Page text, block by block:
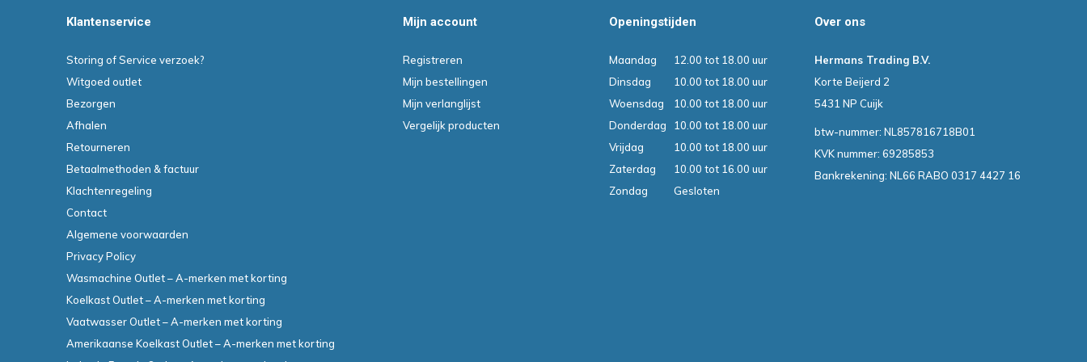
Klantenservice
Storing of Service verzoek?
Witgoed outlet
Bezorgen
Afhalen
Retourneren
Betaalmethoden & factuur
Klachtenregeling
Contact
Algemene voorwaarden
Privacy Policy
Wasmachine Outlet – A-merken met korting
Koelkast Outlet – A-merken met korting
Vaatwasser Outlet – A-merken met korting
Amerikaanse Koelkast Outlet – A-merken met korting
Mijn account
Registreren
Mijn bestellingen
Mijn verlanglijst
Vergelijk producten
Openingstijden
Maandag
12.00 tot 18.00 uur
Dinsdag
10.00 tot 18.00 uur
Woensdag
10.00 tot 18.00 uur
Donderdag
10.00 tot 18.00 uur
Vrijdag
10.00 tot 18.00 uur
Zaterdag
10.00 tot 16.00 uur
Zondag
Gesloten
Over ons
Hermans Trading B.V.
Korte Beijerd 2
5431 NP Cuijk
btw-nummer: NL857816718B01
KVK nummer: 69285853
Bankrekening: NL66 RABO 0317 4427 16